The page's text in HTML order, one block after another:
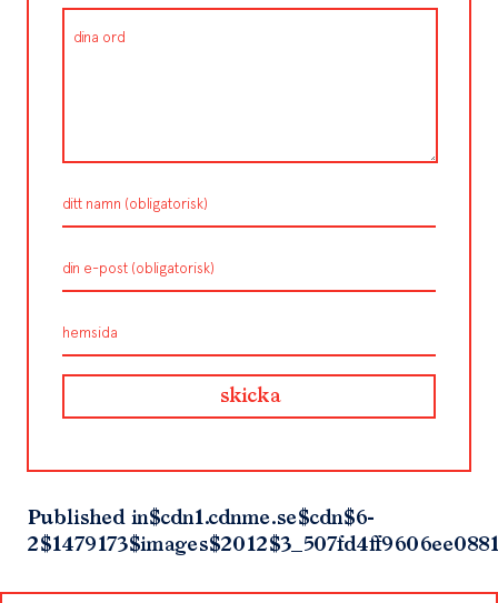
Published in$cdn1.cdnme.se$cdn$6-